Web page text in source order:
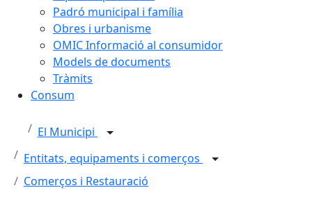
Padró municipal i família
Obres i urbanisme
OMIC Informació al consumidor
Models de documents
Tràmits
Consum
El Municipi
Entitats, equipaments i comerços
Comerços i Restauració